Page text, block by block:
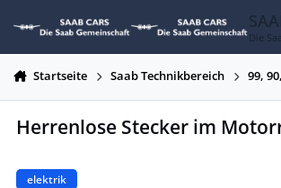
Die
Startseite Saab Technikbereich 99,
Herrenlose Stecker im
elektrik